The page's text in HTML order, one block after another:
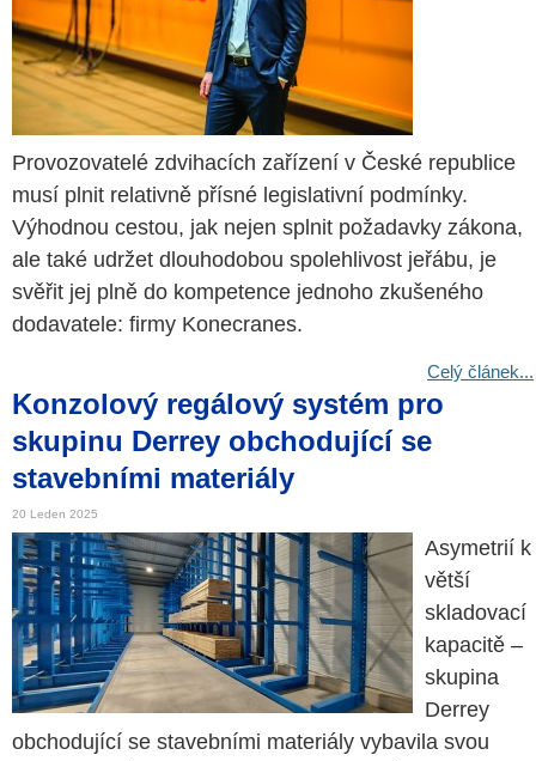
Provozovatelé zdvihacích zařízení v České republice
musí plnit relativně přísné legislativní podmínky.
Výhodnou cestou, jak nejen splnit požadavky zákona,
ale také udržet dlouhodobou spolehlivost jeřábu, je
svěřit jej plně do kompetence jednoho zkušeného
dodavatele: firmy Konecranes.
Celý článek...
Konzolový regálový systém pro
skupinu Derrey obchodující se
stavebními materiály
20 Leden 2025
Asymetrií k
větší
skladovací
kapacitě –
skupina
Derrey
obchodující se stavebními materiály vybavila svou